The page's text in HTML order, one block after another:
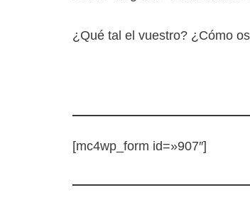
¿Qué tal el vuestro? ¿Cómo
[mc4wp_form id=»907″]